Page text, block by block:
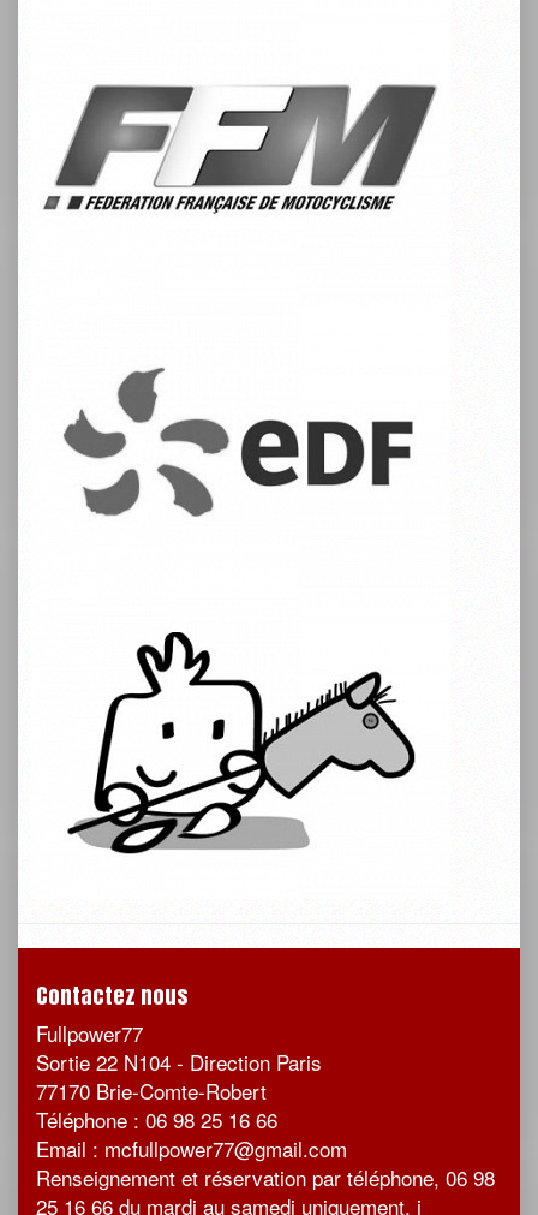
Contactez nous
Fullpower77
Sortie 22 N104 - Direction Paris
77170 Brie-Comte-Robert
Téléphone : 06 98 25 16 66
Email : mcfullpower77@gmail.com
Renseignement et réservation par téléphone, 06 98
25 16 66 du mardi au samedi uniquement, j